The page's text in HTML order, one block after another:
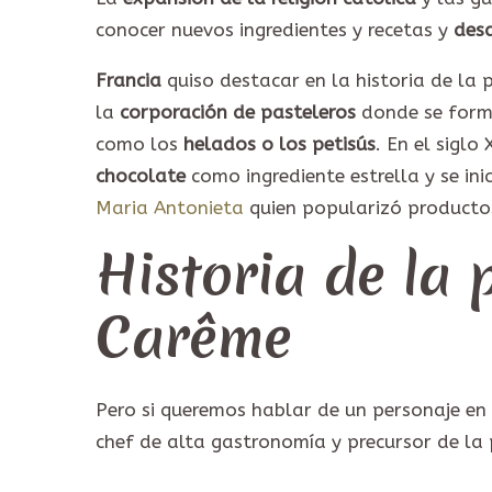
conocer nuevos ingredientes y recetas y
Francia quiso destacar en la historia de la
la corporación de pasteleros donde se
como los helados o los petisús. En el siglo
chocolatecomo ingrediente estrella y se
Maria Antonieta quien popularizó
Historia de la
Carême
Pero si queremos hablar de un personaje
chef de alta gastronomía y precursor de